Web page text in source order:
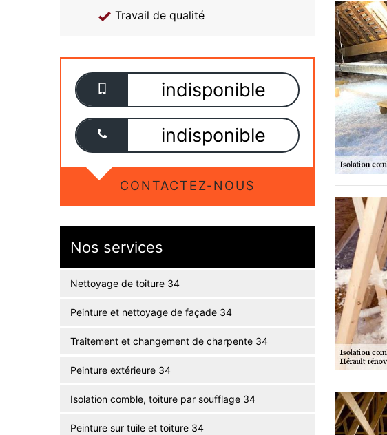
Travail de qualité
indisponible
indisponible
CONTACTEZ-NOUS
Nos services
Nettoyage de toiture 34
Peinture et nettoyage de façade 34
Traitement et changement de charpente 34
Peinture extérieure 34
Isolation comble, toiture par soufflage 34
Peinture sur tuile et toiture 34